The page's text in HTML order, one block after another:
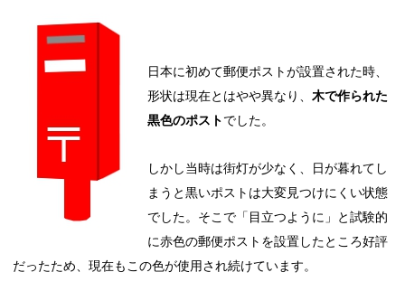
日本に初めて郵便ポストが設置された時、
形状は現在とはやや異なり、木で作られた
黒色のポストでした。
しかし当時は街灯が少なく、日が暮れてし
まうと黒いポストは大変見つけにくい状態
でした。そこで「目立つように」と試験的
に赤色の郵便ポストを設置したところ好評
だったため、現在もこの色が使用され続けています。